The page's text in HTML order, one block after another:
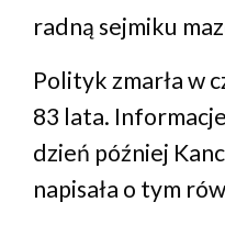
radną sejmiku
Polityk zmarła w
83 lata.
dzień później
napisała o tym